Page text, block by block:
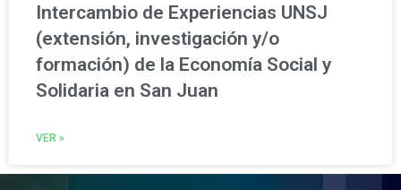
Intercambio de Experiencias UNSJ
(extensión, investigación y/o
formación) de la Economía Social y
Solidaria en San Juan
VER »